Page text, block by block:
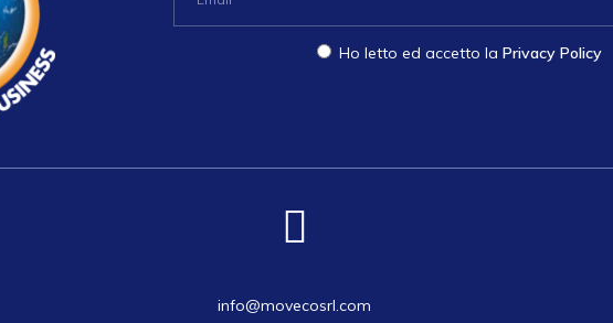
Ho letto ed accetto la Privacy Policy
info@movecosrl.com